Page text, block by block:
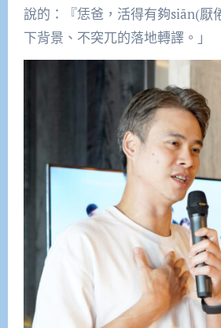
說的：『恁爸，活得有夠siān(厭
下背景、不突兀的落地轉譯。」